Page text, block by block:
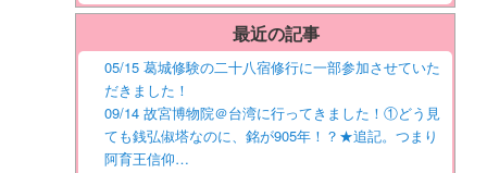
最近の記事
05/15 葛城修験の二十八宿修行に一部参加させていた
だきました！
09/14 故宮博物院＠台湾に行ってきました！①どう見
ても銭弘俶塔なのに、銘が905年！？★追記。つまり
阿育王信仰…